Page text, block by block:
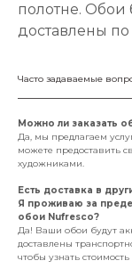
полотне. Обои
доставлены
Часто задаваемые
Можно ли заказать
Да, мы предлагаем
можете предоставить
художниками.
Есть доставка в
Я проживаю за
обои Nufresco?
Да! Ваши обои будут
доставлены
чтобы узнать